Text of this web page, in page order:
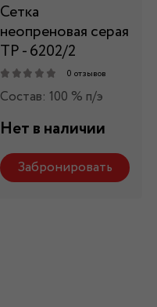
Сетка
неопреновая серая
ТР - 6202/2
0 отзывов
Состав: 100 % п/э
Нет в наличии
Забронировать